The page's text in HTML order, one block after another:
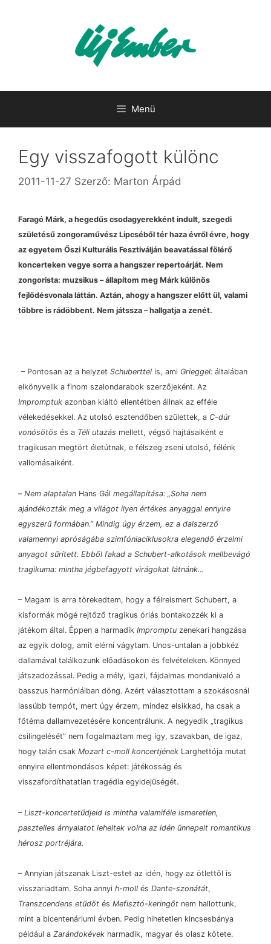
Menü
Egy visszafogott különc
2011-11-27 Szerző: Marton Árpád
Faragó Márk, a hegedűs csodagyerekként indult, szegedi
születésű zongoraművész Lipcséből tér haza évről évre, hogy
az egyetem Őszi Kulturális Fesztiválján beavatással fölérő
koncerteken vegye sorra a hangszer repertoárját. Nem
zongorista: muzsikus –állapítom meg Márk különös
fejlődésvonala láttán. Aztán, ahogy a hangszer előtt ül, valami
többre is rádöbbent. Nem játssza – hallgatja a zenét.
–Pontosan az a helyzet Schuberttel is, ami Grieggel: általában
elkönyvelik a finom szalondarabok szerzőjeként. Az
Impromptuk azonban kiáltó ellentétben állnak az efféle
vélekedésekkel. Az utolsó esztendőben születtek, a C-dúr
vonósötös és a Téli utazás mellett, végső hajtásaiként e
tragikusan megtört életútnak, e félszeg zseni utolsó, félénk
vallomásaiként.
–Nem alaptalan Hans Gál megállapítása: „Soha nem
ajándékozták meg a világot ilyen értékes anyaggal ennyire
egyszerű formában.” Mindig úgy érzem, ez a dalszerző
valamennyi apróságába szimfóniaciklusokra elegendő érzelmi
anyagot sűrített. Ebből fakad a Schubert-alkotások mellbevágó
tragikuma: mintha jégbefagyott virágokat látnánk…
–Magam is arra törekedtem, hogy a félreismert Schubert, a
kisformák mögé rejtőző tragikus óriás bontakozzék ki a
játékom által. Éppen a harmadik Impromptu zenekari hangzása
az egyik dolog, amit elérni vágytam. Unos-untalan a jobbkéz
dallamával találkozunk előadásokon és felvételeken. Könnyed
játszadozással. Pedig a mély, igazi, fájdalmas mondanivaló a
basszus harmóniáiban döng. Azért választottam a szokásosnál
lassúbb tempót, mert úgy érzem, mindez elsikkad, ha csak a
főtéma dallamvezetésére koncentrálunk. A negyedik „tragikus
csilingelését” nem fogalmaztam meg így, szavakban, de igaz,
hogy talán csak Mozart c-moll koncertjének Larghettója mutat
ennyire ellentmondásos képet: játékosság és
visszafordíthatatlan tragédia egyidejűségét.
–Liszt-koncertetűdjeid is mintha valamiféle ismeretlen,
pasztelles árnyalatot leheltek volna az idén ünnepelt romantikus
hérosz portréjára.
–Annyian játszanak Liszt-estet az idén, hogy az ötlettől is
visszariadtam. Soha annyi h-moll és Dante-szonátát,
Transzcendens etűdöt és Mefisztó-keringőt nem hallottunk,
mint a bicentenáriumi évben. Pedig hihetetlen kincsesbánya
például a Zarándokévek harmadik, magyar és olasz kötete.